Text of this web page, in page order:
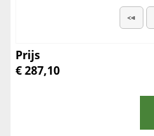
Prijs
€ 287,10